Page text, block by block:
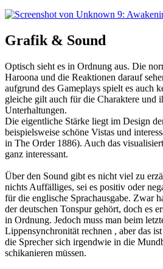
Grafik & Sound
Optisch sieht es in Ordnung aus. Die
Haroona und die Reaktionen darauf
aufgrund des Gameplays spielt es auch
gleiche gilt auch für die Charaktere und
Unterhaltungen.
Die eigentliche Stärke liegt im Design
beispielsweise schöne Vistas und
in The Order 1886). Auch das
ganz interessant.
Über den Sound gibt es nicht viel zu
nichts Auffälliges, sei es positiv oder
für die englische Sprachausgabe. Zwar
der deutschen Tonspur gehört, doch es
in Ordnung. Jedoch muss man beim
Lippensynchronität rechnen , aber das
die Sprecher sich irgendwie in die
schikanieren müssen.